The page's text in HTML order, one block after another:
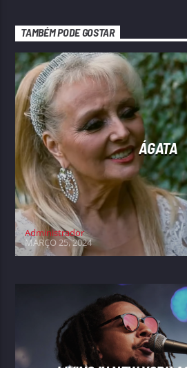
TAMBÉM PODE GOSTAR
ÁGATA
Administrador
MARÇO 25, 2024